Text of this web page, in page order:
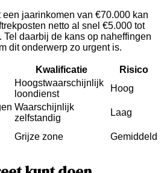
jaarinkomen van €70.000 kan
netto al snel €5.000 tot
daarbij de kans op naheffingen
dit onderwerp zo urgent is.
Kwalificatie
Risico
Hoogstwaarschijnlijk
loondienst
Hoog
Waarschijnlijk
zelfstandig
Laag
Grijze zone Gemiddeld